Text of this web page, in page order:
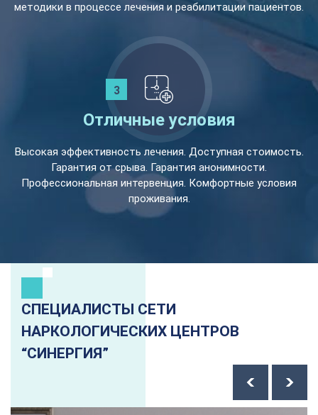
методики в процессе лечения и реабилитации пациентов.
Отличные условия
Высокая эффективность лечения. Доступная стоимость.
Гарантия от срыва. Гарантия анонимности.
Профессиональная интервенция. Комфортные условия
проживания.
СПЕЦИАЛИСТЫ СЕТИ
НАРКОЛОГИЧЕСКИХ ЦЕНТРОВ
“СИНЕРГИЯ”